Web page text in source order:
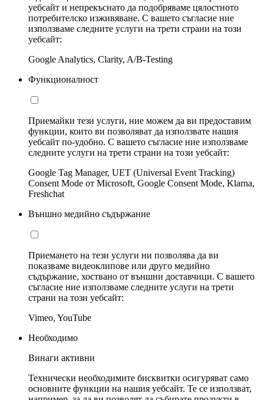
уебсайт и непрекъснато да подобряваме цялостното
потребителско изживяване. С вашето съгласие ние
използваме следните услуги на трети страни на този
уебсайт:
Google Analytics, Clarity, A/B-Testing
Функционалност
Приемайки тези услуги, ние можем да ви предоставим
функции, които ви позволяват да използвате нашия
уебсайт по-удобно. С вашето съгласие ние използваме
следните услуги на трети страни на този уебсайт:
Google Tag Manager, UET (Universal Event Tracking)
Consent Mode от Microsoft, Google Consent Mode, Klarna,
Freshchat
Външно медийно съдържание
Приемането на тези услуги ни позволява да ви
показваме видеоклипове или друго медийно
съдържание, хоствано от външни доставчици. С вашето
съгласие ние използваме следните услуги на трети
страни на този уебсайт:
Vimeo, YouTube
Необходимо
Винаги активни
Технически необходимите бисквитки осигуряват само
основните функции на нашия уебсайт. Те се използват,